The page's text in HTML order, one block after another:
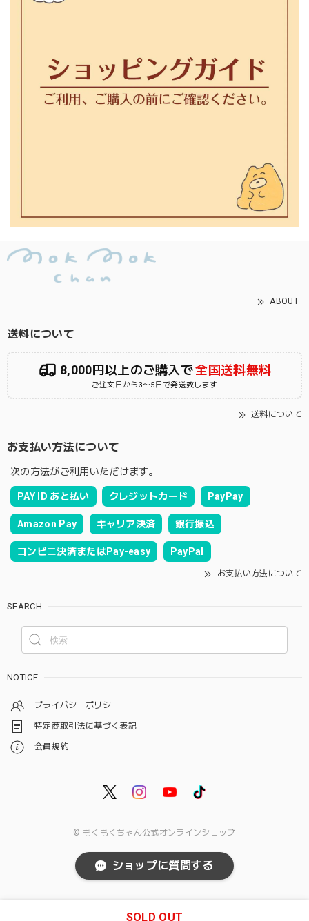
ABOUT
送料について
8,000円以上のご購入で全国送料無料
ご注文日から3〜5日で発送致します
送料について
お支払い方法について
次の方法がご利用いただけます。
PAY ID あと払い クレジットカード PayPay
Amazon Pay キャリア決済 銀行振込
コンビニ決済またはPay-easy PayPal
お支払い方法について
SEARCH
NOTICE
プライバシーポリシー
特定商取引法に基づく表記
会員規約
© もくもくちゃん公式オンラインショップ
SOLD OUT
ショップに質問する